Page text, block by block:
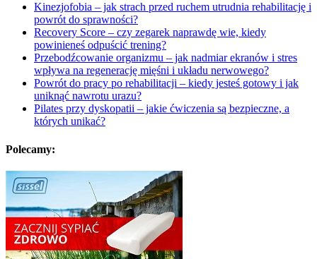
Kinezjofobia – jak strach przed ruchem utrudnia rehabilitację i
powrót do sprawności?
Recovery Score – czy zegarek naprawdę wie, kiedy
powinieneś odpuścić trening?
Przebodźcowanie organizmu – jak nadmiar ekranów i stres
wpływa na regenerację mięśni i układu nerwowego?
Powrót do pracy po rehabilitacji – kiedy jesteś gotowy i jak
uniknąć nawrotu urazu?
Pilates przy dyskopatii – jakie ćwiczenia są bezpieczne, a
których unikać?
Polecamy: